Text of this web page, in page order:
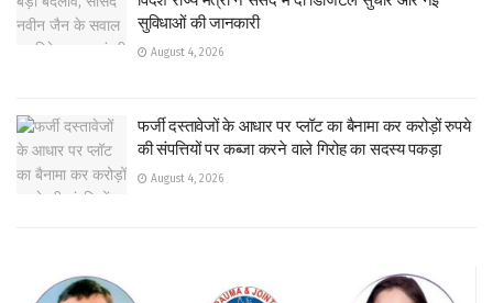
सुविधाओं की जानकारी
August 4, 2026
फर्जी दस्तावेजों के आधार पर प्लॉट का बैनामा कर करोड़ों रुपये
की संपत्तियों पर कब्जा करने वाले गिरोह का सदस्य पकड़ा
August 4, 2026